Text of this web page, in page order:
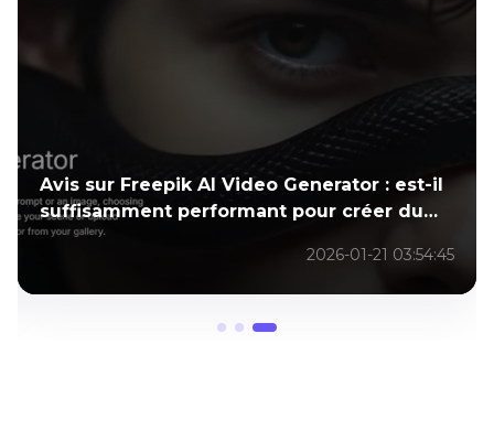
Avis sur Freepik AI Video Generator : est-il
suffisamment performant pour créer du
contenu réel ?
2026-01-21 03:54:45